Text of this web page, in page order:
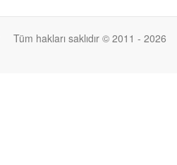
Tüm hakları saklıdır © 2011 - 2026